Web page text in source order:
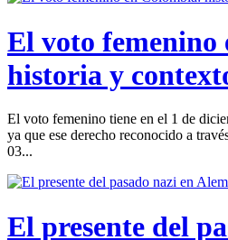
El voto femenino
historia y
El voto femenino tiene en el 1 de
ya que ese derecho reconocido a
03...
El presente del